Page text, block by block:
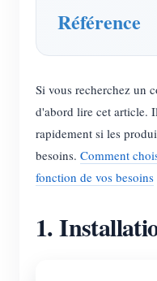
Référence
Si vous recherchez un
d'abord lire cet article.
rapidement si les
besoins. Comment
fonction de vos besoins
1.